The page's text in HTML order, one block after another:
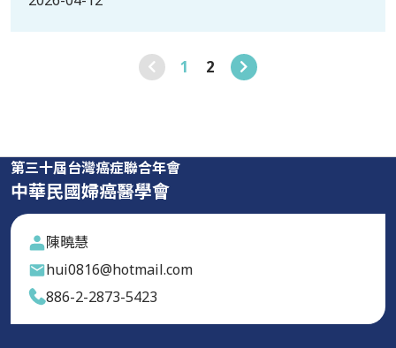
1 2
第三十屆台灣癌症聯合年會
中華民國婦癌醫學會
陳曉慧
hui0816@hotmail.com
886-2-2873-5423